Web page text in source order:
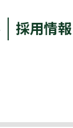
採用情報